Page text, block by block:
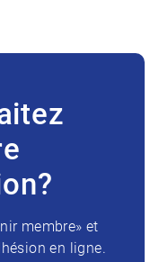
membre» et
en ligne.